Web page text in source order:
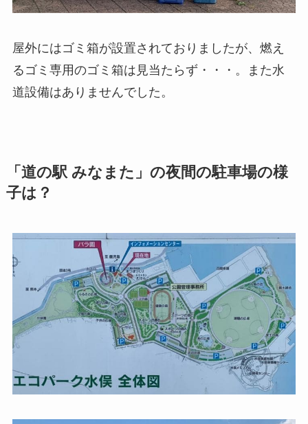
屋外にはゴミ箱が設置されておりましたが、燃え
るゴミ専用のゴミ箱は見当たらず・・・。また水
道設備はありませんでした。
「道の駅 みなまた」の夜間の駐車場の様
子は？